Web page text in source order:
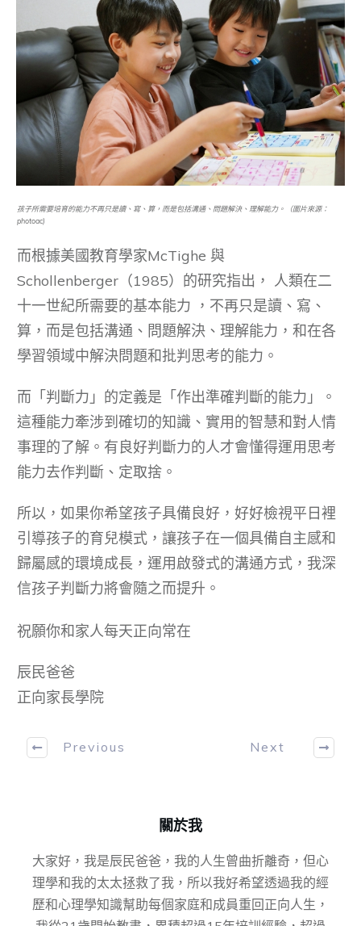
孩子所需要培育的能力不再只是讀、寫、算，而是包括溝通、問題解決、理解能力。（圖片來源：
photoac)
而根據美國教育學家McTighe 與
Schollenberger（1985）的研究指出， 人類在二
十一世紀所需要的基本能力 ，不再只是讀、寫、
算，而是包括溝通、問題解決、理解能力，和在各
學習領域中解決問題和批判思考的能力。
而「判斷力」的定義是「作出準確判斷的能力」。
這種能力牽涉到確切的知識、實用的智慧和對人情
事理的了解。有良好判斷力的人才會懂得運用思考
能力去作判斷、定取捨。
所以，如果你希望孩子具備良好，好好檢視平日裡
引導孩子的育兒模式，讓孩子在一個具備自主感和
歸屬感的環境成長，運用啟發式的溝通方式，我深
信孩子判斷力將會隨之而提升。
祝願你和家人每天正向常在
辰民爸爸
正向家長學院
Previous Next
關於我
大家好，我是辰民爸爸，我的人生曾曲折離奇，但心
理學和我的太太拯救了我，所以我好希望透過我的經
歷和心理學知識幫助每個家庭和成員重回正向人生，